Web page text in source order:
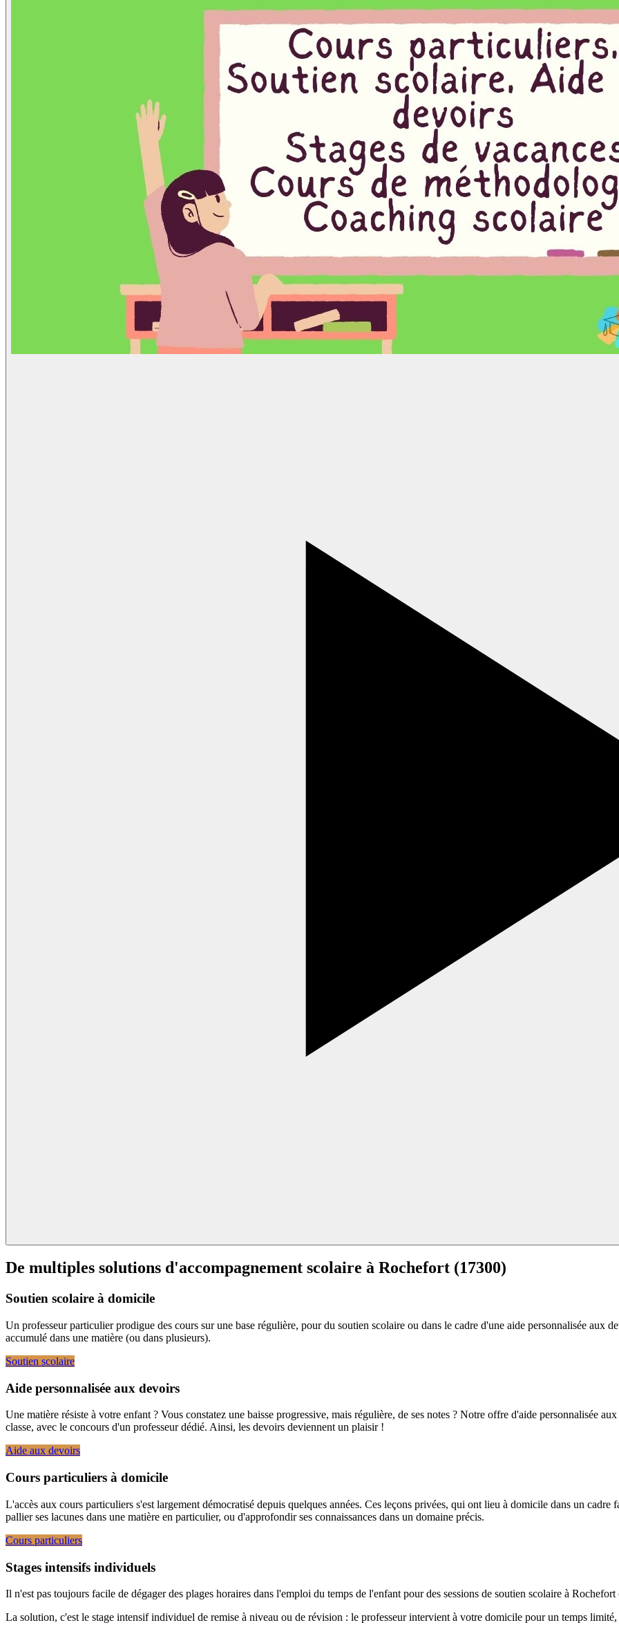
De multiples solutions d'accompagnement scolaire à Rochefort (17300)
Soutien scolaire à domicile
Un professeur particulier prodigue des cours sur une base régulière, pour du soutien scolaire ou dans le cadre d'une aide personnalisée aux
accumulé dans une matière (ou dans plusieurs).
Soutien scolaire
Aide personnalisée aux devoirs
Une matière résiste à votre enfant ? Vous constatez une baisse progressive, mais régulière, de ses notes ? Notre offre d'aide personnalisée
classe, avec le concours d'un professeur dédié. Ainsi, les devoirs deviennent un plaisir !
Aide aux devoirs
Cours particuliers à domicile
L'accès aux cours particuliers s'est largement démocratisé depuis quelques années. Ces leçons privées, qui ont lieu à domicile dans un
pallier ses lacunes dans une matière en particulier, ou d'approfondir ses connaissances dans un domaine précis.
Cours particuliers
Stages intensifs individuels
Il n'est pas toujours facile de dégager des plages horaires dans l'emploi du temps de l'enfant pour des sessions de soutien scolaire à
La solution, c'est le stage intensif individuel de remise à niveau ou de révision : le professeur intervient à votre domicile pour un temps limité,